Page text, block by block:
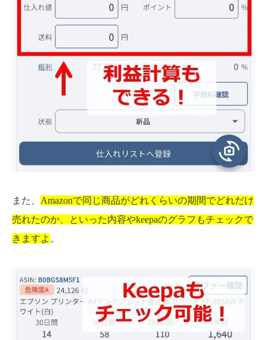
また、 Amazonで同じ商品がどれくらいの期間でどれだけ
売れたのか、といった内容やkeepaのグラフもチェックで
きますよ 。